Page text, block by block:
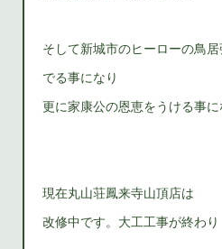
そして新城市のヒーローの鳥
でる事になり
更に家康公の恩恵をうける事
現在丸山荘鳳来寺山頂店は
改修中です。大工工事が終わり